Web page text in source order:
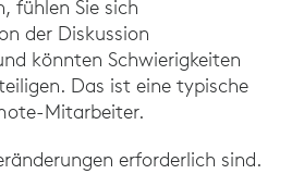
fühlen Sie sich
der Diskussion
könnten Schwierigkeiten
Das ist eine typische
Mitarbeiter.
erforderlich sind.